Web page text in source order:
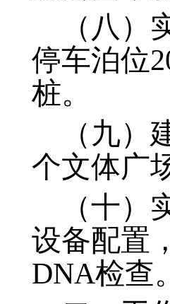
（八
停车泊位
桩。
（九
个文体广
（十
设备配置
DNA检查。